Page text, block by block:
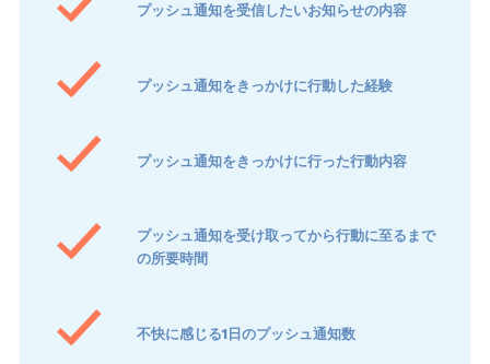
プッシュ通知を受信したいお知らせの内容
プッシュ通知をきっかけに行動した経験
プッシュ通知をきっかけに行った行動内容
プッシュ通知を受け取ってから行動に至るまで
の所要時間
不快に感じる1日のプッシュ通知数